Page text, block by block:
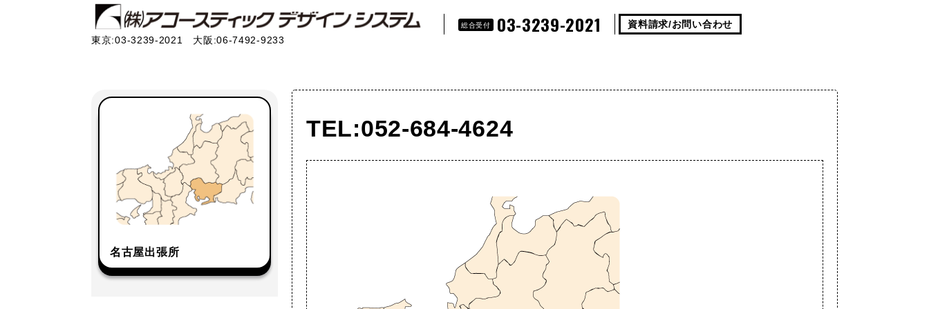
東京:03-3239-2021 大阪:06-7492-9233
総合受付 03-3239-2021 資料請求/お問い合わせ
名古屋出張所
TEL:052-684-4624